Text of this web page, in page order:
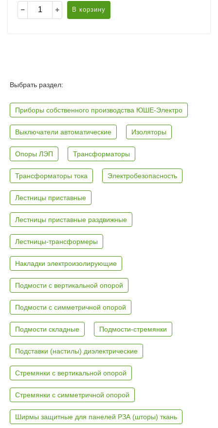
В корзину
Выбрать раздел:
Приборы собственного производства ЮШЕ-Электро
Выключатели автоматические Изоляторы
Опоры ЛЭП Трансформаторы
Трансформаторы тока Электробезопасность
Лестницы приставные
Лестницы приставные раздвижные
Лестницы-трансформеры
Накладки электроизолирующие
Подмости с вертикальной опорой
Подмости с симметричной опорой
Подмости складные Подмости-стремянки
Подставки (настилы) диэлектрические
Стремянки с вертикальной опорой
Стремянки с симметричной опорой
Ширмы защитные для панелей РЗА (шторы) ткань